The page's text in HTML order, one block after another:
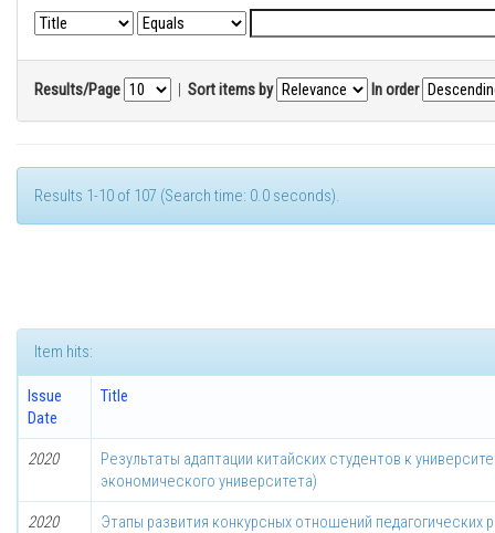
Results/Page | Sort items by In order
Results 1-10 of 107 (Search time: 0.0 seconds).
Item hits:
Issue
Date
Title
2020
Результаты адаптации китайских студентов к
экономического университета)
2020 Этапы развития конкурсных отношений педагогических